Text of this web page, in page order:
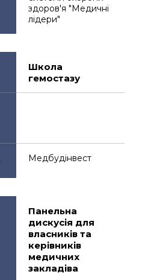
здоров'я "Медичні
лідери"
Школа
гемостазу
Медбудінвест
Панельна
дискусія для
власників та
керівників
медичних
закладіва